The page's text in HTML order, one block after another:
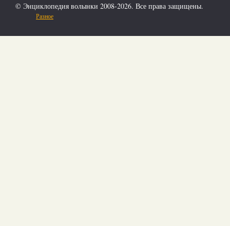
© Энциклопедия волынки 2008-2026. Все права защищены.
Разное